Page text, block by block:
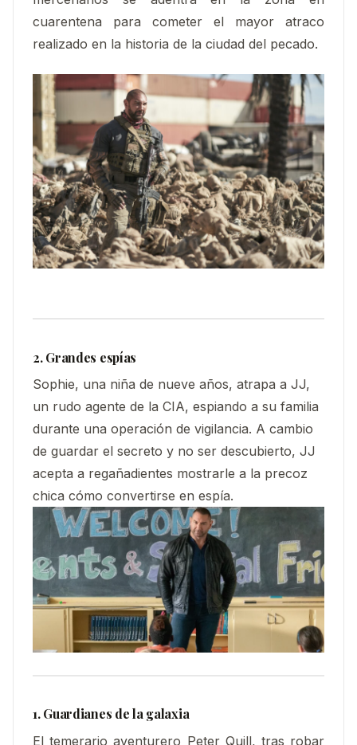
cuarentena para cometer el mayor atraco
realizado en la historia de la ciudad del pecado.
2. Grandes espías
Sophie, una niña de nueve años, atrapa a JJ,
un rudo agente de la CIA, espiando a su familia
durante una operación de vigilancia. A cambio
de guardar el secreto y no ser descubierto, JJ
acepta a regañadientes mostrarle a la precoz
chica cómo convertirse en espía.
1. Guardianes de la galaxia
El temerario aventurero Peter Quill, tras robar